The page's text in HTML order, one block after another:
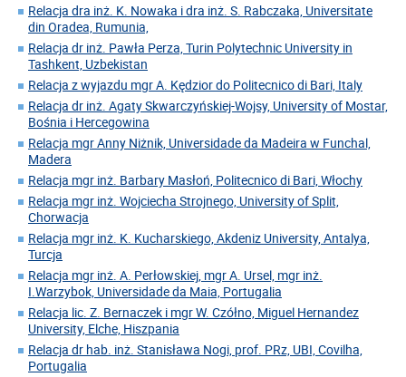
Relacja dra inż. K. Nowaka i dra inż. S. Rabczaka, Universitate
din Oradea, Rumunia,
Relacja dr inż. Pawła Perza, Turin Polytechnic University in
Tashkent, Uzbekistan
Relacja z wyjazdu mgr A. Kędzior do Politecnico di Bari, Italy
Relacja dr inż. Agaty Skwarczyńskiej-Wojsy, University of Mostar,
Bośnia i Hercegowina
Relacja mgr Anny Niżnik, Universidade da Madeira w Funchal,
Madera
Relacja mgr inż. Barbary Masłoń, Politecnico di Bari, Włochy
Relacja mgr inż. Wojciecha Strojnego, University of Split,
Chorwacja
Relacja mgr inż. K. Kucharskiego, Akdeniz University, Antalya,
Turcja
Relacja mgr inż. A. Perłowskiej, mgr A. Ursel, mgr inż.
I.Warzybok, Universidade da Maia, Portugalia
Relacja lic. Z. Bernaczek i mgr W. Czółno, Miguel Hernandez
University, Elche, Hiszpania
Relacja dr hab. inż. Stanisława Nogi, prof. PRz, UBI, Covilha,
Portugalia